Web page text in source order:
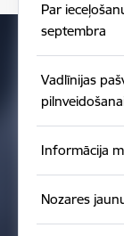
Par
septembra
Vadlīnijas
Informācija
Nozares